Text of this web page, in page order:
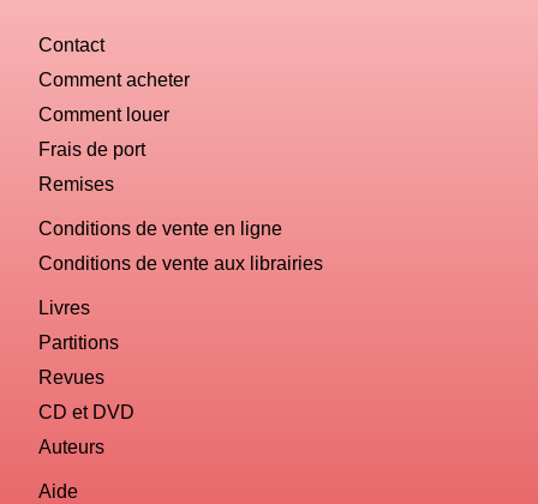
Contact
Comment acheter
Comment louer
Frais de port
Remises
Conditions de vente en ligne
Conditions de vente aux librairies
Livres
Partitions
Revues
CD et DVD
Auteurs
Aide